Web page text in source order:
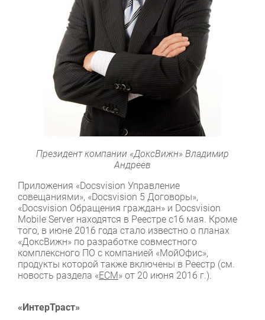
Президент компании «ДоксВижн» Владимир
Андреев
Приложения «Docsvision Управление
совещаниями», «Docsvision 5 Договоры»,
«Docsvision Обращения граждан» и Docsvision
Mobile Server находятся в Реестре с16 мая. Кроме
того, в июне 2016 года стало известно о планах
«ДоксВижн» по разработке совместного
комплексного ПО с компанией «МойОфис»,
продукты которой также включены в Реестр (см.
новость раздела «ЕСМ» от 20 июня 2016 г.).
«ИнтерТраст»